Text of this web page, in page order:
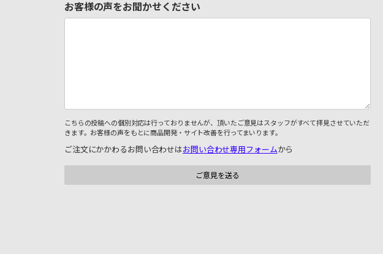
お客様の声をお聞かせください
こちらの投稿への個別対応は行っておりませんが、頂いたご意見はスタッフがすべて拝見させていただ
きます。お客様の声をもとに商品開発・サイト改善を行ってまいります。
ご注文にかかわるお問い合わせはお問い合わせ専用フォームから